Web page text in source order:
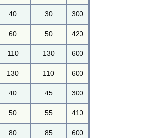
40 30 300
60 50 420
110 130 600
130 110 600
40 45 300
50 55 410
80 85 600